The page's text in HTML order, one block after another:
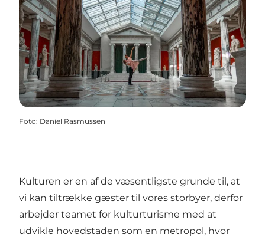
Foto: Daniel Rasmussen
Kulturen er en af de væsentligste grunde til, at
vi kan tiltrække gæster til vores storbyer, derfor
arbejder teamet for kulturturisme med at
udvikle hovedstaden som en metropol, hvor